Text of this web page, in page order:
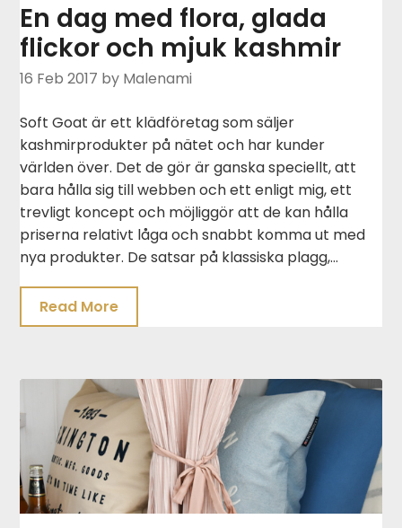
En dag med flora, glada
flickor och mjuk kashmir
16 Feb 2017 by Malenami
Soft Goat är ett klädföretag som säljer
kashmirprodukter på nätet och har kunder
världen över. Det de gör är ganska speciellt, att
bara hålla sig till webben och ett enligt mig, ett
trevligt koncept och möjliggör att de kan hålla
priserna relativt låga och snabbt komma ut med
nya produkter. De satsar på klassiska plagg,…
Read More